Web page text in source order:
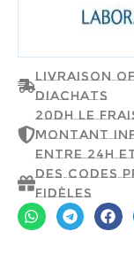
Livraison
d'achats
20dh le
montant
entre 24h
Des codes
fidèles